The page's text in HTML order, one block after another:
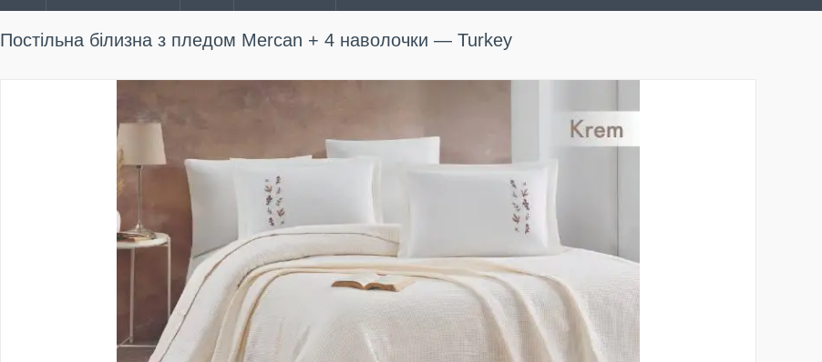
Постільна білизна з пледом Mercan + 4 наволочки — Turkey